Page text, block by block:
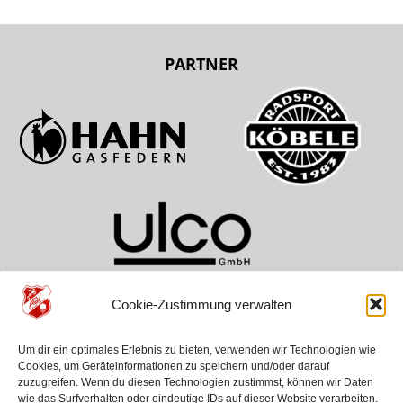
Cookie-Zustimmung verwalten
Um dir ein optimales Erlebnis zu bieten, verwenden wir Technologien wie
Cookies, um Geräteinformationen zu speichern und/oder darauf
zuzugreifen. Wenn du diesen Technologien zustimmst, können wir Daten
wie das Surfverhalten oder eindeutige IDs auf dieser Website verarbeiten.
PARTNER
ASV Aichwald
SG Schurwald
Jugenden
Über Uns
Geschichte
News
Kontakt
Anfahrt